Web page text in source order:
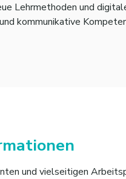
Lehrmethoden und
kommunikative
und vielseitigen